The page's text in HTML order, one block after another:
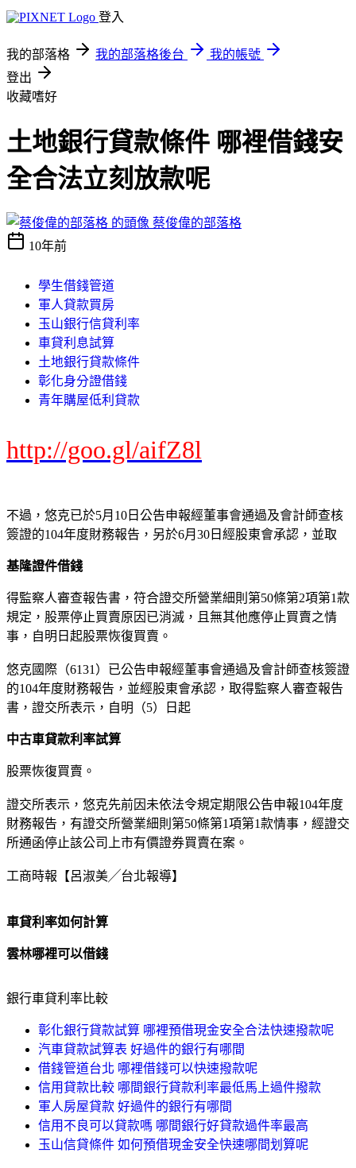
登入
我的部落格 我的部落格後台
我的帳號
登出
收藏嗜好
土地銀行貸款條件 哪裡借錢安
全合法立刻放款呢
蔡俊偉的部落格
10年前
學生借錢管道
軍人貸款買房
玉山銀行信貸利率
車貸利息試算
土地銀行貸款條件
彰化身分證借錢
青年購屋低利貸款
http://goo.gl/aifZ8l
不過，悠克已於5月10日公告申報經董事會通過及會計師查核
簽證的104年度財務報告，另於6月30日經股東會承認，並取
基隆證件借錢
得監察人審查報告書，符合證交所營業細則第50條第2項第1款
規定，股票停止買賣原因已消滅，且無其他應停止買賣之情
事，自明日起股票恢復買賣。
悠克國際（6131）已公告申報經董事會通過及會計師查核簽證
的104年度財務報告，並經股東會承認，取得監察人審查報告
書，證交所表示，自明（5）日起
中古車貸款利率試算
股票恢復買賣。
證交所表示，悠克先前因未依法令規定期限公告申報104年度
財務報告，有證交所營業細則第50條第1項第1款情事，經證交
所通函停止該公司上市有價證券買賣在案。
工商時報【呂淑美╱台北報導】
車貸利率如何計算
雲林哪裡可以借錢
銀行車貸利率比較
彰化銀行貸款試算 哪裡預借現金安全合法快速撥款呢
汽車貸款試算表 好過件的銀行有哪間
借錢管道台北 哪裡借錢可以快速撥款呢
信用貸款比較 哪間銀行貸款利率最低馬上過件撥款
軍人房屋貸款 好過件的銀行有哪間
信用不良可以貸款嗎 哪間銀行好貸款過件率最高
玉山信貸條件 如何預借現金安全快速哪間划算呢